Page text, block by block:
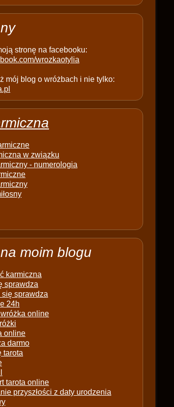
stronę na facebooku:
wrozkaotylia
mój blog o wróżbach i nie tylko:
w związku
- numerologia
moim blogu
karmiczna
sprawdza
sprawdza
24h
online
online
darmo
tarota
tarota online
przyszłości z daty urodzenia